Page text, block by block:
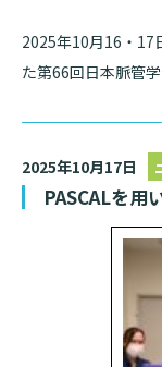
2025年10月16・17
た第66回日本脈管
2025年10月17日
PASCALを用